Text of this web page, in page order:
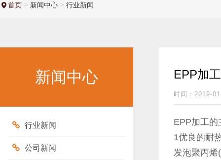
首页 > 新闻中心 > 行业新闻
新闻中心
行业新闻
公司新闻
EPP加
时间：2019-
EPP加工的
1优良的耐
发泡聚丙烯